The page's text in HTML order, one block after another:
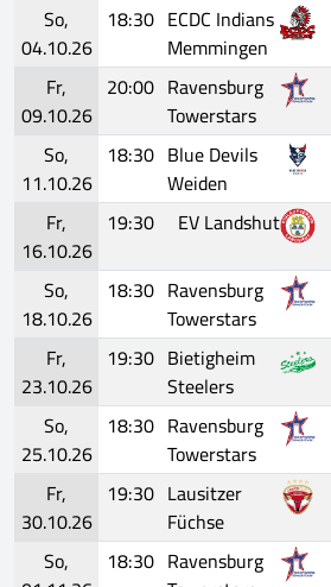
So,
04.10.26
18:30 ECDC Indians
Memmingen
Fr,
09.10.26
20:00 Ravensburg
Towerstars
So,
11.10.26
18:30 Blue Devils
Weiden
Fr,
16.10.26
19:30 EV Landshut
So,
18.10.26
18:30 Ravensburg
Towerstars
Fr,
23.10.26
19:30 Bietigheim
Steelers
So,
25.10.26
18:30 Ravensburg
Towerstars
Fr,
30.10.26
19:30 Lausitzer
Füchse
So,
18:30 Ravensburg